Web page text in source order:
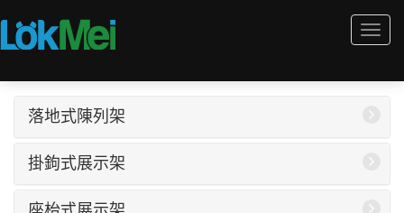
落地式陳列架
掛鉤式展示架